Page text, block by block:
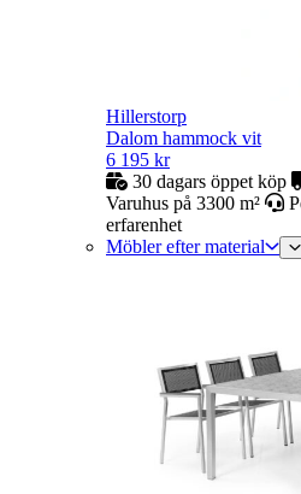
Hillerstorp
Dalom hammock vit
6 195 kr
30 dagars öppet köp
Varuhus på 3300 m²
erfarenhet
Möbler efter material